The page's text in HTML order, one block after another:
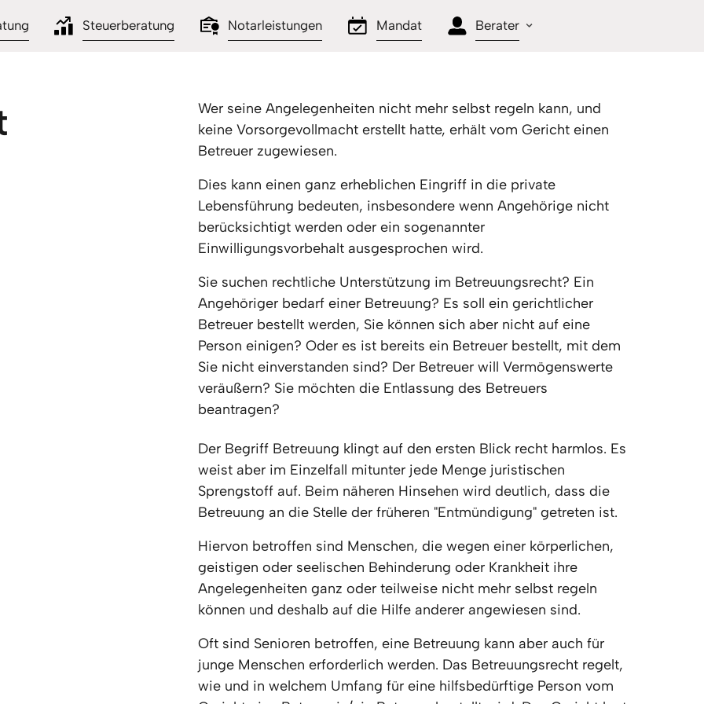
Steuerberatung Notarleistungen Mandat Berater
Wer seine Angelegenheiten nicht mehr selbst regeln kann, und
keine Vorsorgevollmacht erstellt hatte, erhält vom Gericht einen
Betreuer zugewiesen.
Dies kann einen ganz erheblichen Eingriff in die private
Lebensführung bedeuten, insbesondere wenn Angehörige nicht
berücksichtigt werden oder ein sogenannter
Einwilligungsvorbehalt ausgesprochen wird.
Sie suchen rechtliche Unterstützung im Betreuungsrecht? Ein
Angehöriger bedarf einer Betreuung? Es soll ein gerichtlicher
Betreuer bestellt werden, Sie können sich aber nicht auf eine
Person einigen? Oder es ist bereits ein Betreuer bestellt, mit dem
Sie nicht einverstanden sind? Der Betreuer will Vermögenswerte
veräußern? Sie möchten die Entlassung des Betreuers
beantragen?
Der Begriff Betreuung klingt auf den ersten Blick recht harmlos. Es
weist aber im Einzelfall mitunter jede Menge juristischen
Sprengstoff auf. Beim näheren Hinsehen wird deutlich, dass die
Betreuung an die Stelle der früheren "Entmündigung" getreten ist.
Hiervon betroffen sind Menschen, die wegen einer körperlichen,
geistigen oder seelischen Behinderung oder Krankheit ihre
Angelegenheiten ganz oder teilweise nicht mehr selbst regeln
können und deshalb auf die Hilfe anderer angewiesen sind.
Oft sind Senioren betroffen, eine Betreuung kann aber auch für
junge Menschen erforderlich werden. Das Betreuungsrecht regelt,
wie und in welchem Umfang für eine hilfsbedürftige Person vom